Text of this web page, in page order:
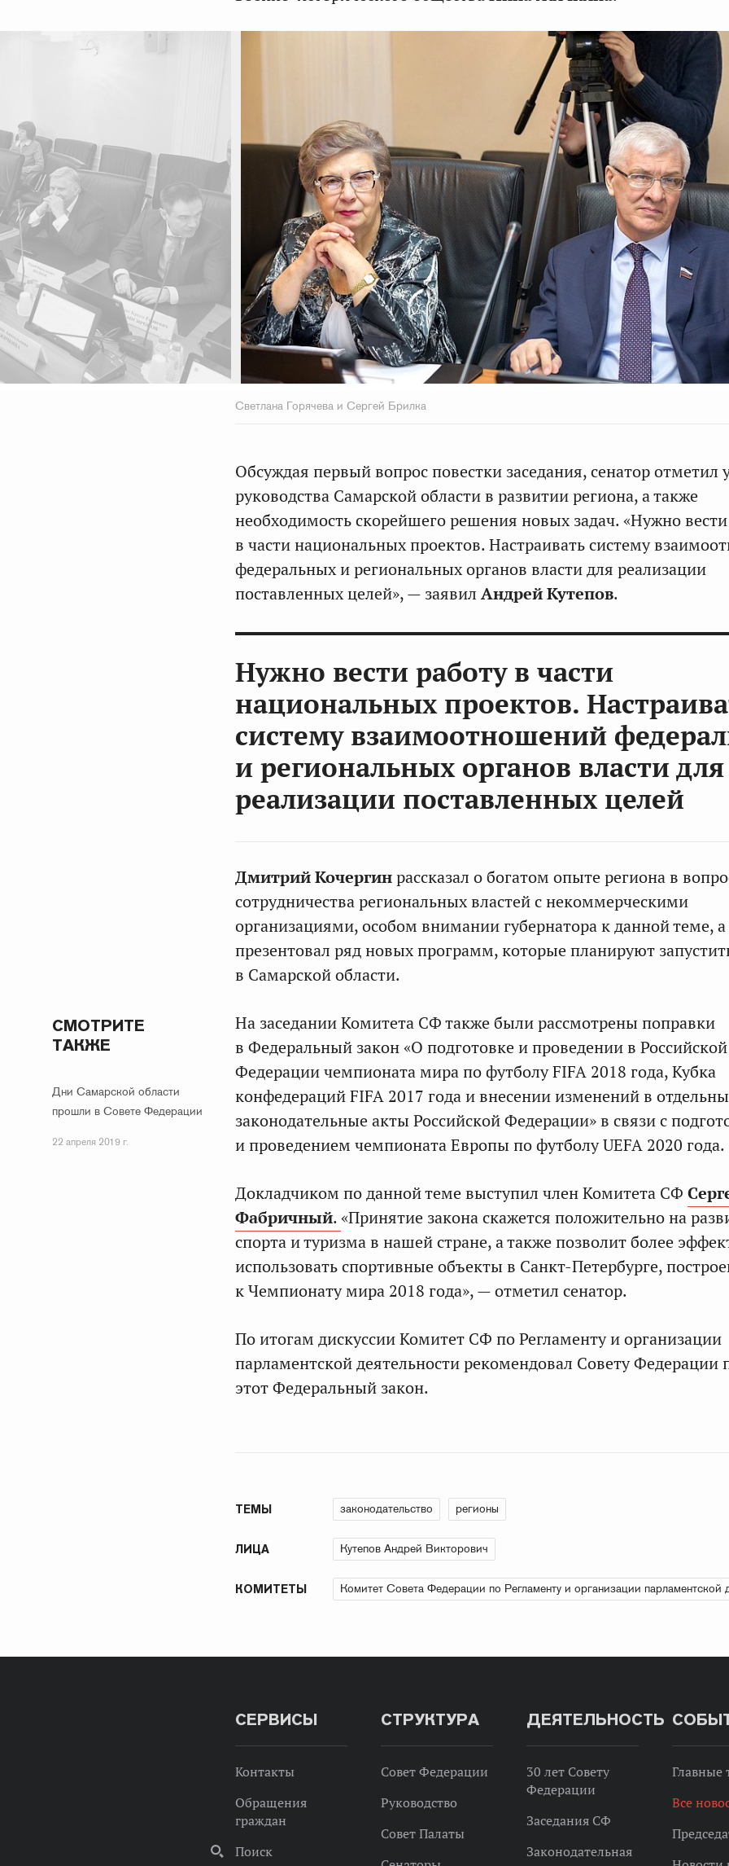
Светлана Горячева и Сергей Брилка
Обсуждая первый вопрос повестки заседания, сенатор отметил
руководства Самарской области в развитии региона, а также
необходимость скорейшего решения новых задач. «Нужно
в части национальных проектов. Настраивать систему
федеральных и региональных органов власти для реализации
поставленных целей», — заявил Андрей Кутепов.
Нужно вести работу в части
национальных проектов.
систему взаимоотношений
и региональных органов власти для
реализации поставленных целей
Дмитрий Кочергинрассказал о богатом опыте региона в
сотрудничества региональных властей с некоммерческими
организациями, особом внимании губернатора к данной теме, а
презентовал ряд новых программ, которые планируют
в Самарской области.
СМОТРИТЕ
ТАКЖЕ
Дни Самарской области
прошли в Совете Федерации
22 апреля 2019 г.
На заседании Комитета СФ также были рассмотрены поправки
в Федеральный закон «О подготовке и проведении в Российской
Федерации чемпионата мира по футболу FIFA 2018 года, Кубка
конфедераций FIFA 2017 года и внесении изменений в
законодательные акты Российской Федерации» в связи с
и проведением чемпионата Европы по футболу UEFA 2020 года.
Докладчиком по данной теме выступил член Комитета СФ
Фабричный.«Принятие закона скажется положительно на
спорта и туризма в нашей стране, а также позволит более
использовать спортивные объекты в Санкт-Петербурге,
к Чемпионату мира 2018 года», — отметил сенатор.
По итогам дискуссии Комитет СФ по Регламенту и организации
парламентской деятельности рекомендовал Совету Федерации
этот Федеральный закон.
ТЕМЫ законодательство регионы
ЛИЦА Кутепов Андрей Викторович
КОМИТЕТЫ Комитет Совета Федерации по Регламенту и организации парламентской
СЕРВИСЫ
Контакты
Обращения
граждан
Поиск
СТРУКТУРА
Совет Федерации
Руководство
Совет Палаты
ДЕЯТЕЛЬНОСТЬ
30 лет Совету
Федерации
Заседания СФ
Законодательная
Главные
Все